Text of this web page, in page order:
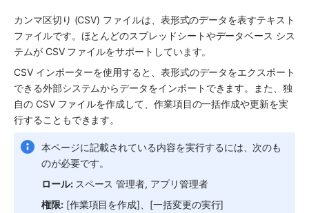
カンマ区切り (CSV) ファイルは、表形式のデータを表すテキスト
ファイルです。ほとんどのスプレッドシートやデータベース シス
テムが CSV ファイルをサポートしています。
CSV インポーターを使用すると、表形式のデータをエクスポート
できる外部システムからデータをインポートできます。また、独
自の CSV ファイルを作成して、作業項目の一括作成や更新を実
行することもできます。
本ページに記載されている内容を実行するには、次のも
のが必要です。
ロール: スペース 管理者, アプリ管理者
権限: [作業項目を作成]、[一括変更の実行]